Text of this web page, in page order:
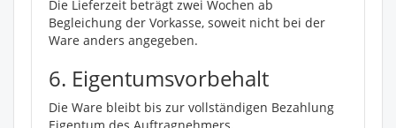
Die Lieferzeit beträgt zwei Wochen ab
Begleichung der Vorkasse, soweit nicht bei der
Ware anders angegeben.
6. Eigentumsvorbehalt
Die Ware bleibt bis zur vollständigen Bezahlung